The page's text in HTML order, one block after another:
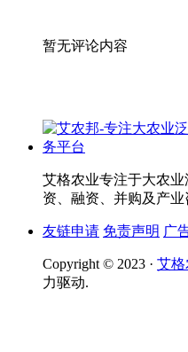
暂无评论内容
艾格农业专注于大农
资、融资、并购及产业
友链申请 免责声明 广
Copyright © 2023 · 艾格
力驱动.